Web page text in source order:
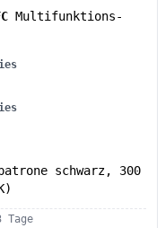
Multifunktions-
schwarz, 300